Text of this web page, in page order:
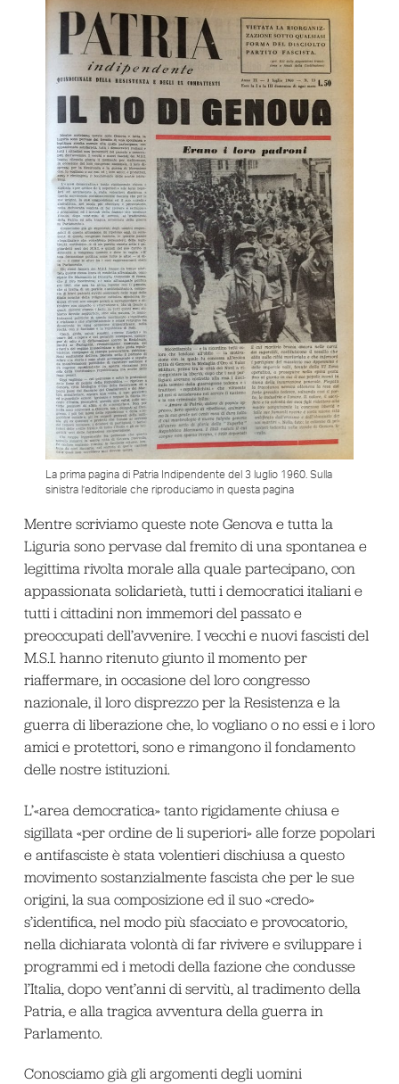
La prima pagina di Patria Indipendente del 3 luglio 1960. Sulla
sinistra l’editoriale che riproduciamo in questa pagina
Mentre scriviamo queste note Genova e tutta la
Liguria sono pervase dal fremito di una spontanea e
legittima rivolta morale alla quale partecipano, con
appassionata solidarietà, tutti i democratici italiani e
tutti i cittadini non immemori del passato e
preoccupati dell’avvenire. I vecchi e nuovi fascisti del
M.S.I. hanno ritenuto giunto il momento per
riaffermare, in occasione del loro congresso
nazionale, il loro disprezzo per la Resistenza e la
guerra di liberazione che, lo vogliano o no essi e i loro
amici e protettori, sono e rimangono il fondamento
delle nostre istituzioni.
L’«area democratica» tanto rigidamente chiusa e
sigillata «per ordine de li superiori» alle forze popolari
e antifasciste è stata volentieri dischiusa a questo
movimento sostanzialmente fascista che per le sue
origini, la sua composizione ed il suo «credo»
s’identifica, nel modo più sfacciato e provocatorio,
nella dichiarata volontà di far rivivere e sviluppare i
programmi ed i metodi della fazione che condusse
l’Italia, dopo vent’anni di servitù, al tradimento della
Patria, e alla tragica avventura della guerra in
Parlamento.
Conosciamo già gli argomenti degli uomini